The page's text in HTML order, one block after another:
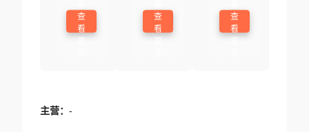
查
看
查
看
查
看
主营： -